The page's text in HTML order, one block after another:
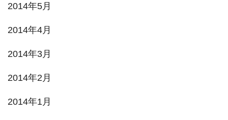
2014年5月
2014年4月
2014年3月
2014年2月
2014年1月